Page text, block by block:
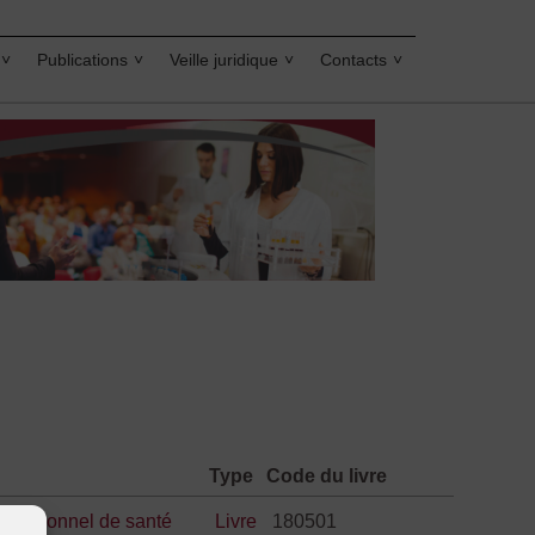
Publications Veille juridique Contacts
Type Code du livre
de santé Livre 180501